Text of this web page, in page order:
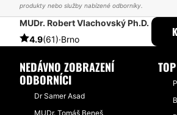
produkty nebo služby nabízené odborníky.
MUDr. Robert Vlachovský Ph.D.
4.9(61)·Brno
ESTHETICON PŘÍBĚHY PŘÍBĚHY
NEDÁVNO ZOBRAZENÍ
ODBORNÍCI
Dr Samer Asad
MUDr. Tomáš Beneš